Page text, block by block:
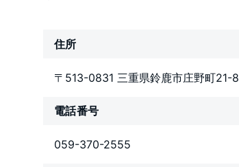
住所
〒513-0831 三重県鈴鹿市庄野町21-8
電話番号
059-370-2555